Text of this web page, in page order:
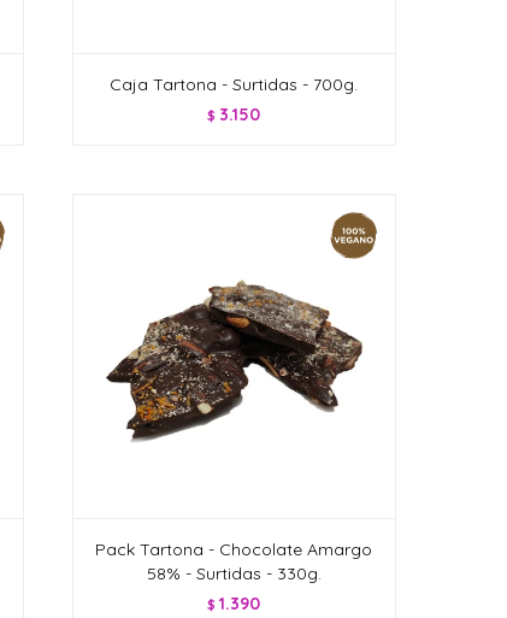
Caja Tartona - Surtidas - 700g.
$ 3.150
Pack Tartona - Chocolate Amargo
58% - Surtidas - 330g.
$ 1.390